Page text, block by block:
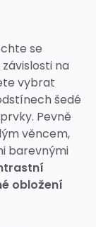
se
na
vybrat
šedé
Pevně
věncem,
barevnými
obložení